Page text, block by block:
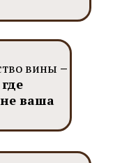
вины –
не ваша